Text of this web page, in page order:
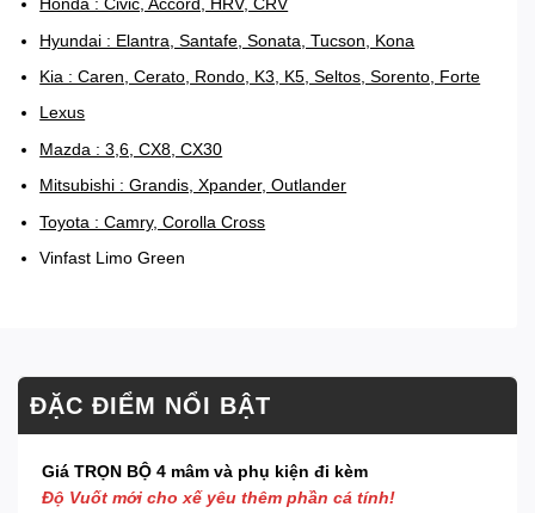
Honda : Civic, Accord, HRV, CRV
Hyundai : Elantra, Santafe, Sonata, Tucson, Kona
Kia : Caren, Cerato, Rondo, K3, K5, Seltos, Sorento, Forte
Lexus
Mazda : 3,6, CX8, CX30
Mitsubishi : Grandis, Xpander, Outlander
Toyota : Camry, Corolla Cross
Vinfast Limo Green
ĐẶC ĐIỂM NỔI BẬT
Giá TRỌN BỘ 4 mâm và phụ kiện đi kèm
Độ Vuốt mới cho xế yêu thêm phần cá tính!